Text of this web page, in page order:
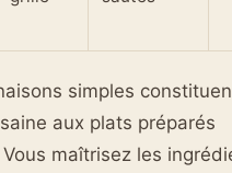
simples
aux plats préparés
maîtrisez les